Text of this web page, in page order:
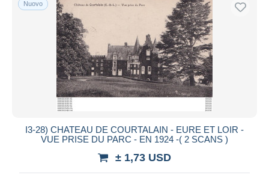
Spedizione gratuita
Metodi di pagamento
PayPal
Bonifico bancario
Visa
Mastercard
iDeal
Nuovo
I3-28) CHATEAU DE COURTALAIN - EURE ET LOIR -
VUE PRISE DU PARC - EN 1924 -( 2 SCANS )
± 1,73 USD